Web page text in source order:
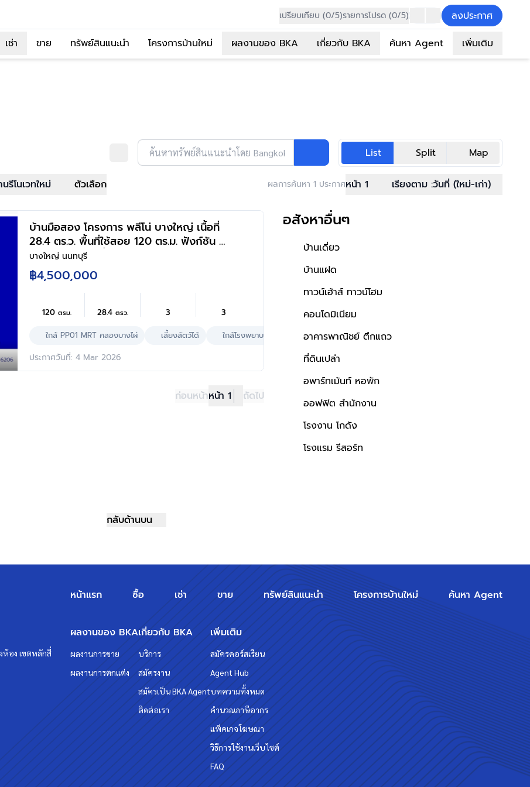
เปรียบเทียบ (0/5)รายการโปรด (0/5)
ลงประกาศ
เช่า ขาย ทรัพย์สินแนะนำ โครงการบ้านใหม่ ผลงานของ BKA เกี่ยวกับ BKA ค้นหา Agent เพิ่มเติม
ค้นหาทรัพย์สินแนะนำโดย Bangkok Asset List Split Map
รีโนเวทใหม่ ตัวเลือก ผลการค้นหา 1 ประกาศหน้า 1 เรียงตาม :วันที่ (ใหม่-เก่า)
บ้านมือสอง โครงการ พลีโน่ บางใหญ่ เนื้อที่
28.4 ตร.ว. พื้นที่ใช้สอย 120 ตร.ม. ฟังก์ชัน 3
ห้องนอน 3 ห้องน้ำ 2 ที่จอดรถ บนทำเลแห่ง
การเดินทาง เชื่อมต่อถนนกาญจนาภิเษก,
ถนนรัตนาธิเบศร์ ใกล้รถไฟฟ้าสายสีม่วง
"สถานีตลาดบางใหญ่" และทางด่วน "ศรีรัช"
บางใหญ่ นนทบุรี
฿4,500,000
120ตรม. 28.4 ตรว. 3 3
ใกล้ PP01 MRT คลองบางไผ่ เลี้ยงสัตว์ได้ ใกล้โรงพยาบาล ผลรวมบ้านเลขที่ 3
ประกาศวันที่: 4 Mar 2026
ก่อนหน้าหน้า 1 ถัดไป
อสังหาอื่นๆ
บ้านเดี่ยว
บ้านแฝด
ทาวน์เฮ้าส์ ทาวน์โฮม
คอนโดมิเนียม
อาคารพาณิชย์ ตึกแถว
ที่ดินเปล่า
อพาร์ทเม้นท์ หอพัก
ออฟฟิต สำนักงาน
โรงงาน โกดัง
โรงแรม รีสอร์ท
กลับด้านบน
ห้อง เขตหลักสี่
หน้าแรก ซื้อ เช่า ขาย ทรัพย์สินแนะนำ โครงการบ้านใหม่ ค้นหา Agent
ผลงานของ BKA
ผลงานการขาย
ผลงานการตกแต่ง
เกี่ยวกับ BKA
บริการ
สมัครงาน
สมัครเป็น BKA Agent
ติดต่อเรา
เพิ่มเติม
สมัครคอร์สเรียน
Agent Hub
บทความทั้งหมด
คำนวณภาษีอากร
แพ็คเกจโฆษณา
วิธีการใช้งานเว็บไซต์
FAQ